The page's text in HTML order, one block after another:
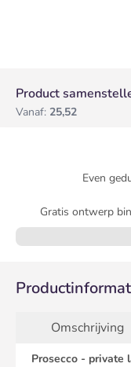
Product
Vanaf: 25,52
Even
Gratis ontwerp
Omschrijving
Prosecco - private